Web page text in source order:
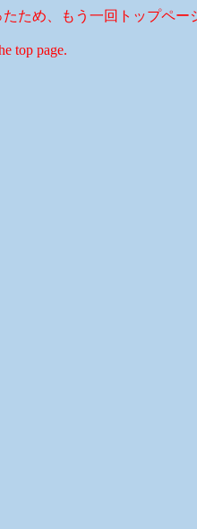
ため、もう一回トップペー
top page.